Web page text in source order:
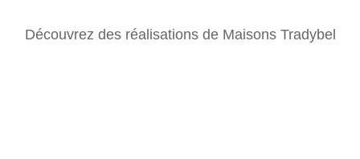
Découvrez des réalisations de Maisons Tradybel